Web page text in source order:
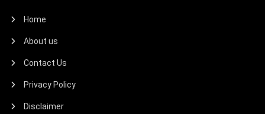
Home
About us
Contact Us
Privacy Policy
Disclaimer